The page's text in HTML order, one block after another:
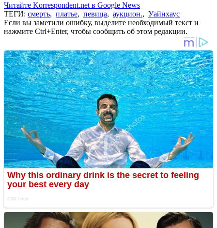
Читайте Korrespondent.net в Google News
ТЕГИ: смерть, платье, певица, аукцион., Уайнхаус
Если вы заметили ошибку, выделите необходимый текст и
нажмите Ctrl+Enter, чтобы сообщить об этом редакции.